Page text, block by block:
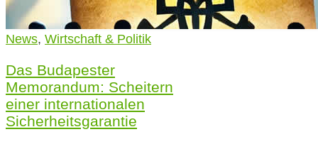
News, Wirtschaft & Politik
Das Budapester
Memorandum: Scheitern
einer internationalen
Sicherheitsgarantie